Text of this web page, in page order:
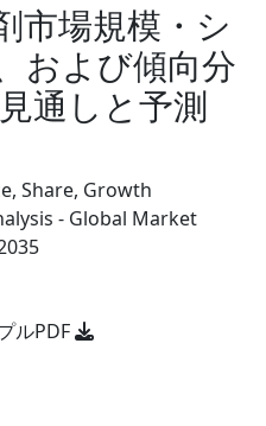
市場規模・シ
および傾向分
通しと予測
Share, Growth
- Global Market
ルPDF